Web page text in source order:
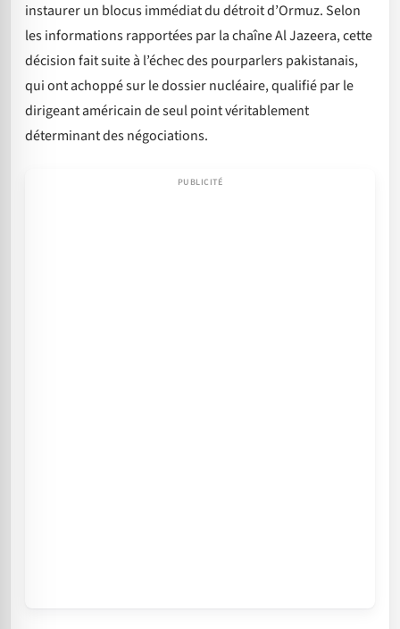
instaurer un blocus immédiat du détroit d’Ormuz. Selon
les informations rapportées par la chaîne Al Jazeera, cette
décision fait suite à l’échec des pourparlers pakistanais,
qui ont achoppé sur le dossier nucléaire, qualifié par le
dirigeant américain de seul point véritablement
déterminant des négociations.